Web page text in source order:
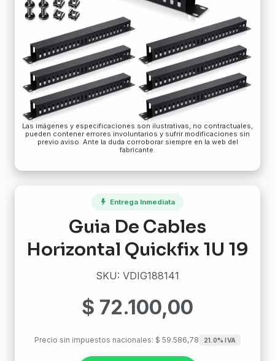
Las imágenes y especificaciones son ilustrativas, no contractuales,
pueden contener errores involuntarios y sufrir modificaciones sin
previo aviso. Ante la duda corroborar siempre en la web del
fabricante.
Entrega Inmediata
Guia De Cables
Horizontal Quickfix 1U 19
SKU: VDIG188141
$ 72.100,00
Precio sin impuestos nacionales: $ 59.586,78 21.0% IVA